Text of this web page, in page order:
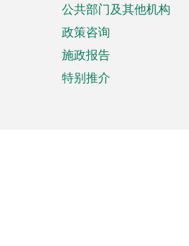
公共部门及其他机构
政策咨询
施政报告
特别推介